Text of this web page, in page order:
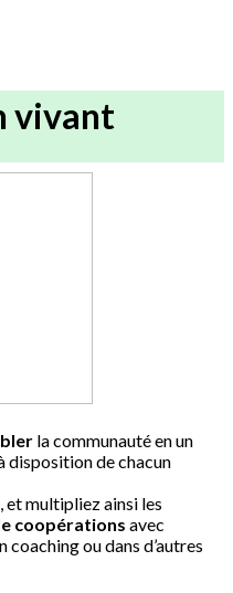
vivant
la communauté en un
disposition de chacun
multipliez ainsi les
coopérations avec
coaching ou dans d’autres